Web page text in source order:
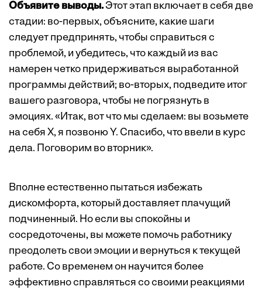
Объявите выводы.Этот этап включает в себя две
стадии: во-первых, объясните, какие шаги
следует предпринять, чтобы справиться с
проблемой, и убедитесь, что каждый из вас
намерен четко придерживаться выработанной
программы действий; во-вторых, подведите итог
вашего разговора, чтобы не погрязнуть в
эмоциях. «Итак, вот что мы сделаем: вы возьмете
на себя Х, я позвоню Y. Спасибо, что ввели в курс
дела. Поговорим во вторник».
Вполне естественно пытаться избежать
дискомфорта, который доставляет плачущий
подчиненный. Но если вы спокойны и
сосредоточены, вы можете помочь работнику
преодолеть свои эмоции и вернуться к текущей
работе. Со временем он научится более
эффективно справляться со своими реакциями